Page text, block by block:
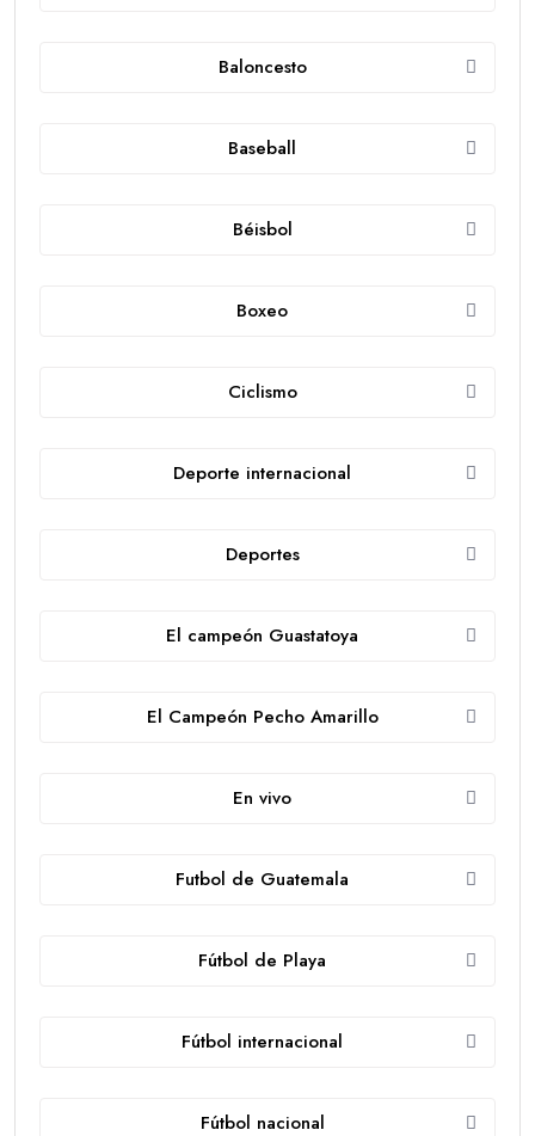
Baloncesto
Baseball
Béisbol
Boxeo
Ciclismo
Deporte internacional
Deportes
El campeón Guastatoya
El Campeón Pecho Amarillo
En vivo
Futbol de Guatemala
Fútbol de Playa
Fútbol internacional
Fútbol nacional